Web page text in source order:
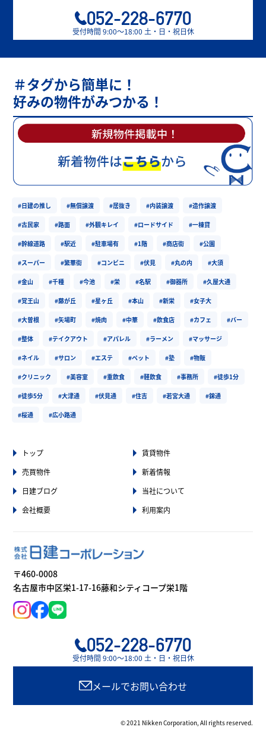
052-228-6770
受付時間 9:00〜18:00 土・日・祝日休
＃タグから簡単に！
好みの物件がみつかる！
#日建の推し #無償譲渡 #居抜き #内装譲渡 #造作譲渡
#古民家 #路面 #外観キレイ #ロードサイド #一棟貸
#幹線道路 #駅近 #駐車場有 #1階 #商店街 #公園
#スーパー #繁華街 #コンビニ #伏見 #丸の内 #大須
#金山 #千種 #今池 #栄 #名駅 #御器所 #久屋大通
#覚王山 #藤が丘 #星ヶ丘 #本山 #新栄 #女子大
#大曽根 #矢場町 #焼肉 #中華 #飲食店 #カフェ #バー
#整体 #テイクアウト #アパレル #ラーメン #マッサージ
#ネイル #サロン #エステ #ペット #塾 #物販
#クリニック #美容室 #重飲食 #軽飲食 #事務所 #徒歩1分
#徒歩5分 #大津通 #伏見通 #住吉 #若宮大通 #錦通
#桜通 #広小路通
トップ
賃貸物件
売買物件
新着情報
日建ブログ
当社について
会社概要
利用案内
〒460-0008
名古屋市中区栄1-17-16藤和シティコープ栄1階
052-228-6770
受付時間 9:00〜18:00 土・日・祝日休
メールでお問い合わせ
© 2021 Nikken Corporation, All rights reserved.